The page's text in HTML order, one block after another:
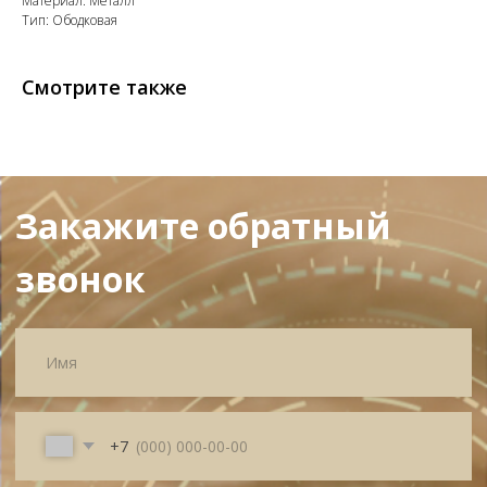
Тип: Ободковая
Смотрите также
+7
конфиденциальности
ИП Матвеева Олеся Олеговна
325169000100092
Публичная оферта